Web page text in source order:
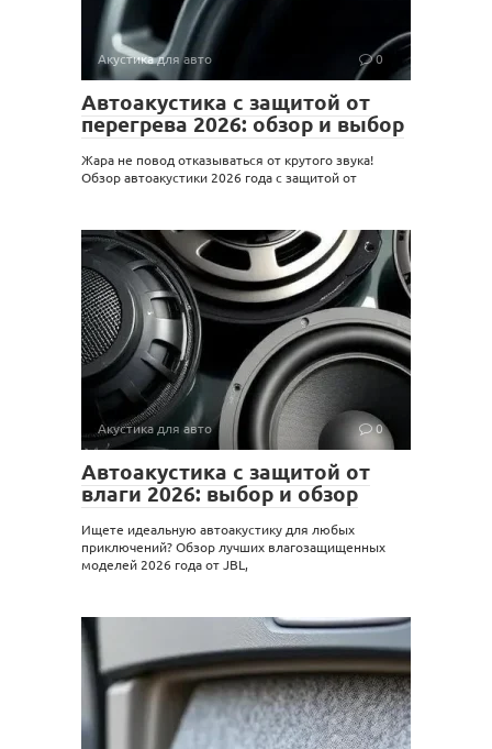
Акустика для авто 0
Автоакустика с защитой от
перегрева 2026: обзор и выбор
Жара не повод отказываться от крутого звука!
Обзор автоакустики 2026 года с защитой от
Акустика для авто 0
Автоакустика с защитой от
влаги 2026: выбор и обзор
Ищете идеальную автоакустику для любых
приключений? Обзор лучших влагозащищенных
моделей 2026 года от JBL,